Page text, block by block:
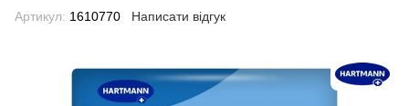
Артикул: 1610770 Написати відгук